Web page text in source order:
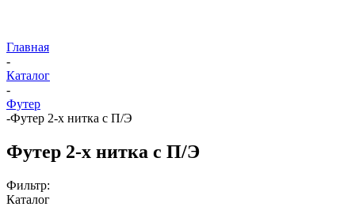
Главная
-
Каталог
-
Футер
-Футер 2-х нитка с П/Э
Футер 2-х нитка с П/Э
Фильтр:
Каталог